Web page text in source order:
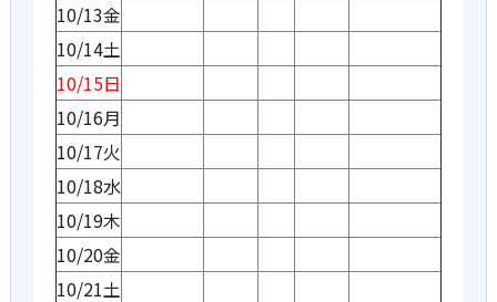
10/13金
10/14土
10/15日
10/16月
10/17火
10/18水
10/19木
10/20金
10/21土